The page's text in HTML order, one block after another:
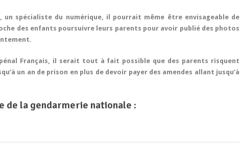
un spécialiste du numérique, il pourrait même être envisageable de
des enfants poursuivre leurs parents pour avoir publié des photos
Français, il serait tout à fait possible que des parents risquent
un an de prison en plus de devoir payer des amendes allant jusqu’à
de la gendarmerie nationale :